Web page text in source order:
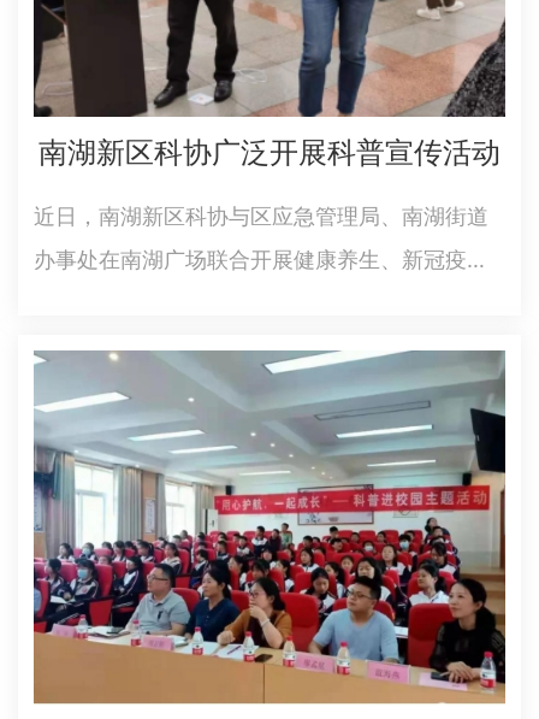
南湖新区科协广泛开展科普宣传活动
近日，南湖新区科协与区应急管理局、南湖街道
办事处在南湖广场联合开展健康养生、新冠疫苗
动。此次活动是区科协落实党史学习教育，结合
自身工作职责开展的“学党史，我为群众办实事”主
题实践活动之一。活动中，区科…